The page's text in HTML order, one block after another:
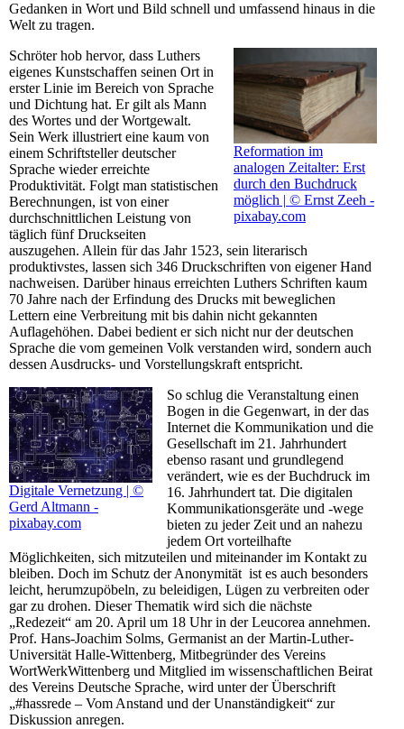
Gedanken in Wort und Bild schnell und umfassend hinaus in die
Welt zu tragen.
Reformation im
analogen Zeitalter: Erst
durch den Buchdruck
möglich | © Ernst Zeeh -
pixabay.com
Schröter hob hervor, dass Luthers
eigenes Kunstschaffen seinen Ort in
erster Linie im Bereich von Sprache
und Dichtung hat. Er gilt als Mann
des Wortes und der Wortgewalt.
Sein Werk illustriert eine kaum von
einem Schriftsteller deutscher
Sprache wieder erreichte
Produktivität. Folgt man statistischen
Berechnungen, ist von einer
durchschnittlichen Leistung von
täglich fünf Druckseiten
auszugehen. Allein für das Jahr 1523, sein literarisch
produktivstes, lassen sich 346 Druckschriften von eigener Hand
nachweisen. Darüber hinaus erreichten Luthers Schriften kaum
70 Jahre nach der Erfindung des Drucks mit beweglichen
Lettern eine Verbreitung mit bis dahin nicht gekannten
Auflagehöhen. Dabei bedient er sich nicht nur der deutschen
Sprache die vom gemeinen Volk verstanden wird, sondern auch
dessen Ausdrucks- und Vorstellungskraft entspricht.
Digitale Vernetzung | ©
Gerd Altmann -
pixabay.com
So schlug die Veranstaltung einen
Bogen in die Gegenwart, in der das
Internet die Kommunikation und die
Gesellschaft im 21. Jahrhundert
ebenso rasant und grundlegend
verändert, wie es der Buchdruck im
16. Jahrhundert tat. Die digitalen
Kommunikationsgeräte und -wege
bieten zu jeder Zeit und an nahezu
jedem Ort vorteilhafte
Möglichkeiten, sich mitzuteilen und miteinander im Kontakt zu
bleiben. Doch im Schutz der Anonymität ist es auch besonders
leicht, herumzupöbeln, zu beleidigen, Lügen zu verbreiten oder
gar zu drohen. Dieser Thematik wird sich die nächste
„Redezeit“ am 20. April um 18 Uhr in der Leucorea annehmen.
Prof. Hans-Joachim Solms, Germanist an der Martin-Luther-
Universität Halle-Wittenberg, Mitbegründer des Vereins
WortWerkWittenberg und Mitglied im wissenschaftlichen Beirat
des Vereins Deutsche Sprache, wird unter der Überschrift
„#hassrede – Vom Anstand und der Unanständigkeit“ zur
Diskussion anregen.